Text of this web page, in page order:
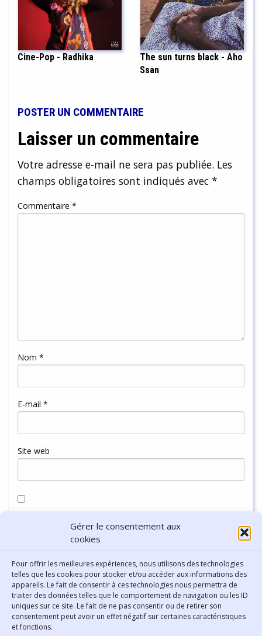
Gérer le consentement aux
cookies
Pour offrir les meilleures expériences, nous utilisons des technologies
telles que les cookies pour stocker et/ou accéder aux informations des
appareils. Le fait de consentir à ces technologies nous permettra de
traiter des données telles que le comportement de navigation ou les ID
uniques sur ce site. Le fait de ne pas consentir ou de retirer son
consentement peut avoir un effet négatif sur certaines caractéristiques
et fonctions.
Cine-Pop - Radhika
The sun turns black - Aho
Ssan
POSTER UN COMMENTAIRE
Laisser un commentaire
Votre adresse e-mail ne sera pas publiée. Les
champs obligatoires sont indiqués avec *
Commentaire *
Nom *
E-mail *
Site web
navigateur pour mon prochain commentaire.